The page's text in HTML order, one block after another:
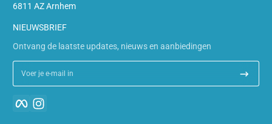
6811 AZ Arnhem
NIEUWSBRIEF
Ontvang de laatste updates, nieuws en aanbiedingen
Voer je e-mail in
Facebook